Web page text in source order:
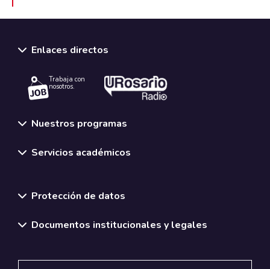
Enlaces directos
Trabaja con
nosotros.
Nuestros programas
Servicios académicos
Protección de datos
Documentos institucionales y legales